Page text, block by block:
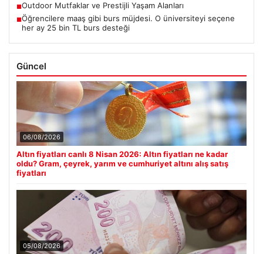
■Outdoor Mutfaklar ve Prestijli Yaşam Alanları
■Öğrencilere maaş gibi burs müjdesi. O üniversiteyi seçene
her ay 25 bin TL burs desteği
Güncel
06/08/2026
Altın fiyatları canlı 8 Nisan 2026: Altın fiyatları ne kadar
oldu? Gram, çeyrek, yarım ve cumhuriyet altını alış satış
fiyatları
05/08/2026